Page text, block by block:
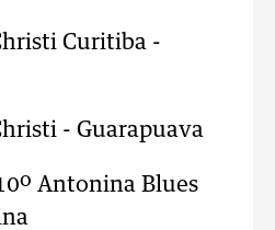
Curitiba -
- Guarapuava
Antonina Blues